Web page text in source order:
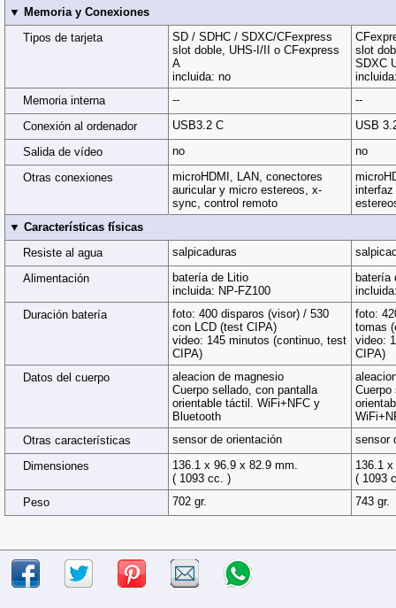
▼ Memoria y Conexiones
Tipos de tarjeta
SD / SDHC / SDXC/CFexpress
slot doble, UHS-I/II o CFexpress
A
incluida: no
slot
SDXC
Memoria interna
--
--
Conexión al ordenador
USB3.2 C
USB
Salida de vídeo
no
no
Otras conexiones
microHDMI, LAN, conectores
auricular y micro estereos, x-
sync, control remoto
▼ Características físicas
Resiste al agua
salpicaduras
Alimentación
batería de Litio
incluida: NP-FZ100
batería
Duración batería
foto: 400 disparos (visor) / 530
con LCD (test CIPA)
video: 145 minutos (continuo, test
CIPA)
foto:
tomas
video:
CIPA)
Datos del cuerpo
aleacion de magnesio
Cuerpo sellado, con pantalla
orientable táctil. WiFi+NFC y
Bluetooth
Cuerpo
Otras características
sensor de orientación
sensor
Dimensiones
136.1 x 96.9 x 82.9 mm.
( 1093 cc. )
136.1
( 1093
Peso
702 gr. 743 gr.